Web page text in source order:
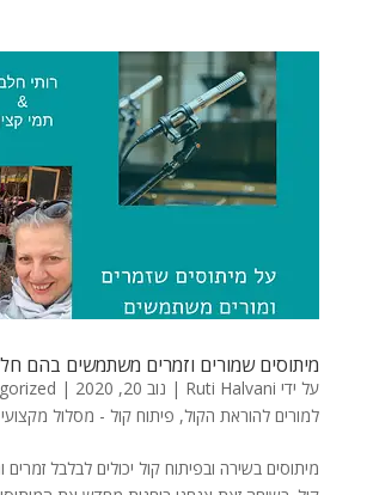
מיתוסים שמורים וזמרים משתמשים בהם
על ידי Ruti Halvani
| נוב 20, 2020 |
למורים להוראת הקול, פיתוח קול - מסלול
מיתוסים בשירה ובפיתוח קול יכולים לבלבל זמרים